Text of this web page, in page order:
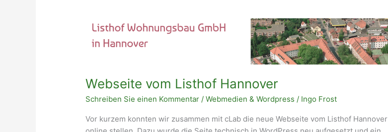
Webseite vom Listhof Hannover
Schreiben Sie einen Kommentar /Webmedien & Wordpress / Ingo Frost
Vor kurzem konnten wir zusammen mit cLab die neue Webseite vom Listhof Hannover